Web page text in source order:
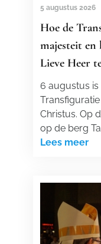
5 augustus 2026
Hoe de
majesteit en
Lieve Heer
6 augustus is
Christus. Op
op de berg
Lees meer